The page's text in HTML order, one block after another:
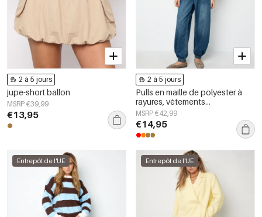
2 à 5 jours
jupe-short ballon
MSRP €39,99
€13,95
2 à 5 jours
Pulls en maille de polyester à
rayures, vêtements
décontractés automne/hiver
MSRP €42,99
€14,95
Entrepôt de l'UE Entrepôt de l'UE